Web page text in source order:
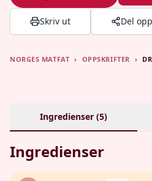
Skriv ut Del
NORGES MATFAT › OPPSKRIFTER ›
Ingredienser (5)
Ingredienser